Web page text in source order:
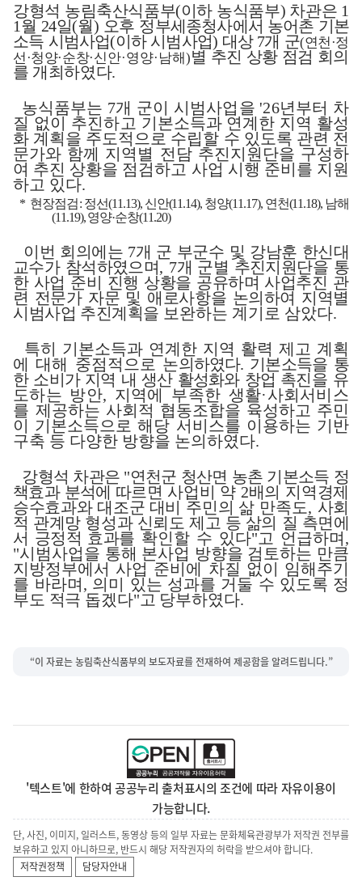
강형석 농림축산식품부(이하 농식품부) 차관은 1
1월 24일(월) 오후 정부세종청사에서 농어촌 기본
소득 시범사업(이하 시범사업) 대상 7개 군(연천 ·정
선 ·청양·순창·신 안·영양· 남해)별 추진 상황 점검 회의
를 개최하였다.
농식품부는 7개 군이 시범사업을 '26년부터 차
질 없이 추진하고 기본소득과 연계한 지역 활성
화 계획을 주도적으로 수립할 수 있도록 관련 전
문가와 함께 지역별 전담 추진지원단을 구성하
여 추진 상황을 점검하고 사업 시행 준비를 지원
하고 있다.
* 현장점검: 정선(11.13), 신안(11.14), 청양(11.17), 연천(11.18), 남해
(11.19),영양·순창(11.20)
이번 회의에는 7개 군 부군수 및 강남훈 한신대
교수가 참석하였으며, 7개 군별 추진지원단을 통
한 사업 준비 진행 상황을 공유하며 사업추진 관
련 전문가 자문 및 애로사항을 논의하여 지역별
시범사업 추진계획을 보완하는 계기로 삼았다.
특히 기본소득과 연계한 지역 활력 제고 계획
에 대해 중점적으로 논의하였다. 기본소득을 통
한 소비가 지역 내 생산 활성화와 창업 촉진을 유
도하는 방안, 지역에 부족한 생활·사회서비스
를 제공하는 사회적 협동조합을 육성하고 주민
이 기본소득으로 해당 서비스를 이용하는 기반
구축 등 다양한 방향을 논의하였다.
강형석 차관은 "연천군 청산면 농촌 기본소득 정
책효과 분석에 따르면 사업비 약 2배의 지역경제
승수효과와 대조군 대비 주민의 삶 만족도, 사회
적 관계망 형성과 신뢰도 제고 등 삶의 질 측면에
서 긍정적 효과를 확인할 수 있다"고 언급하며,
"시범사업을 통해 본사업 방향을 검토하는 만큼
지방정부에서 사업 준비에 차질 없이 임해주기
를 바라며, 의미 있는 성과를 거둘 수 있도록 정
부도 적극 돕겠다"고 당부하였다.
“이 자료는 농림축산식품부의 보도자료를 전재하여 제공함을 알려드립니다.”
'텍스트'에 한하여 공공누리 출처표시의 조건에 따라 자유이용이
가능합니다.
단, 사진, 이미지, 일러스트, 동영상 등의 일부 자료는 문화체육관광부가 저작권 전부를
보유하고 있지 아니하므로, 반드시 해당 저작권자의 허락을 받으셔야 합니다.
저작권정책
담당자안내